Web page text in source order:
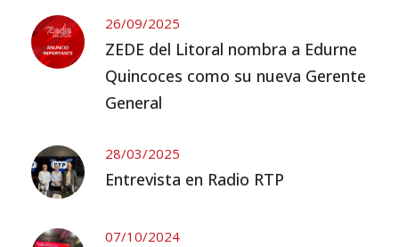
26/09/2025
ZEDE del Litoral nombra a Edurne
Quincoces como su nueva Gerente
General
28/03/2025
Entrevista en Radio RTP
07/10/2024